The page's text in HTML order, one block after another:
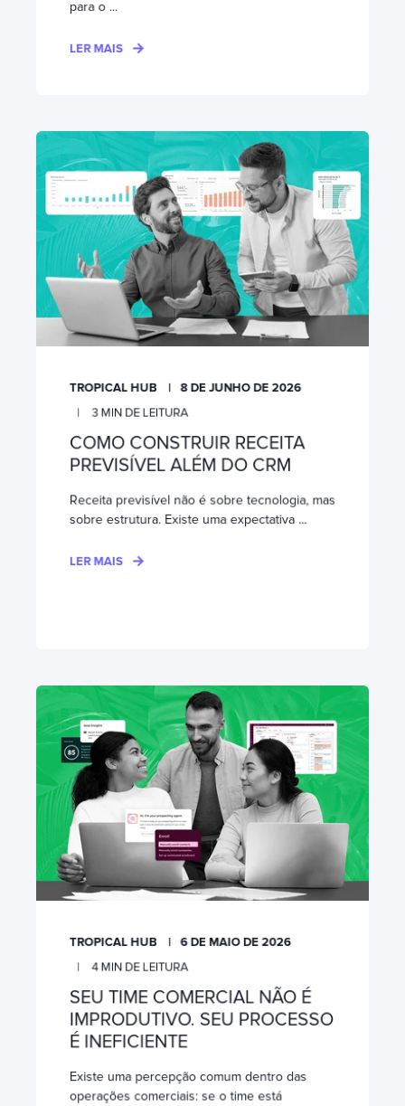
para o ...
LER MAIS
TROPICAL HUB
8 DE JUNHO DE 2026
3MIN DE LEITURA
COMO CONSTRUIR RECEITA
PREVISÍVEL ALÉM DO CRM
Receita previsível não é sobre tecnologia, mas
sobre estrutura. Existe uma expectativa ...
LER MAIS
TROPICAL HUB
6 DE MAIO DE 2026
4MIN DE LEITURA
SEU TIME COMERCIAL NÃO É
IMPRODUTIVO. SEU PROCESSO
É INEFICIENTE
Existe uma percepção comum dentro das
operações comerciais: se o time está